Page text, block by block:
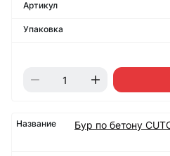
Бур по бетону